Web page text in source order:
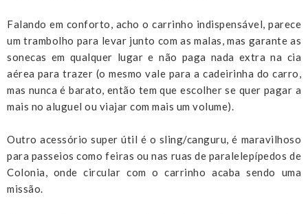
Falando em conforto, acho o carrinho indispensável, parece
um trambolho para levar junto com as malas, mas garante as
sonecas em qualquer lugar e não paga nada extra na cia
aérea para trazer (o mesmo vale para a cadeirinha do carro,
mas nunca é barato, então tem que escolher se quer pagar a
mais no aluguel ou viajar com mais um volume).
Outro acessório super útil é o sling/canguru, é maravilhoso
para passeios como feiras ou nas ruas de paralelepípedos de
Colonia, onde circular com o carrinho acaba sendo uma
missão.